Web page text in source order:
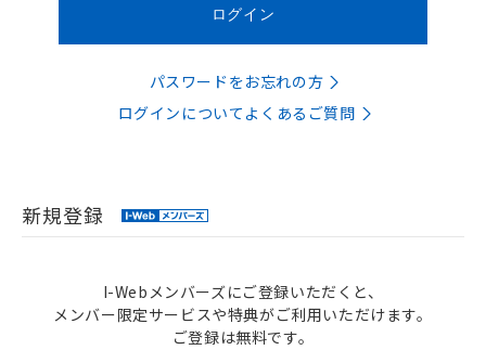
パスワードをお忘れの方
ログインについてよくあるご質問
新規登録
I-Webメンバーズにご登録いただくと、
メンバー限定サービスや特典がご利用いただけます。
ご登録は無料です。